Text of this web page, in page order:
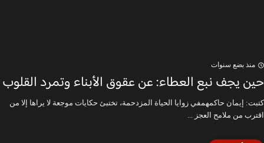
منذ بضع سنوات
حين يجف نبع العطاء: عن عقوق الأبناء وتمرد القلوب
كتبت: إيمان حاكمهمفي زوايا الحياة المزدحمة، تختبئ حكايات موجعة لا يراها إلا من
اقترب من ملامح العجز ...